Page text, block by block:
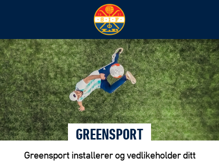
GREENSPORT
Greensport installerer og vedlikeholder ditt